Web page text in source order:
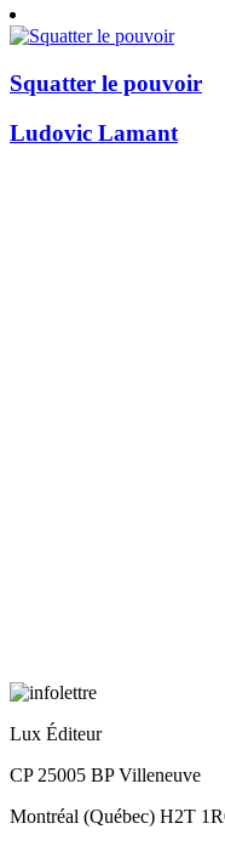
Squatter le pouvoir
Ludovic Lamant
Lux Éditeur
CP 25005 BP Villeneuve
Montréal (Québec) H2T